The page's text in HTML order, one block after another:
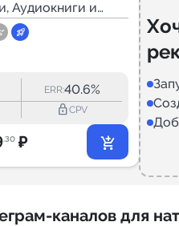
Аудиокниги и
ERR:40.6%
lock_outlineCPV
.30 ₽
каналов для